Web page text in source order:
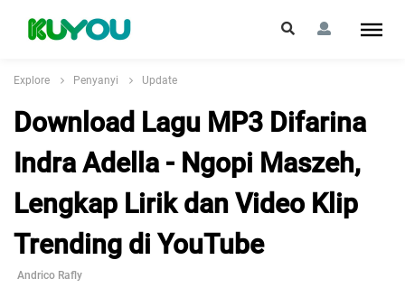
Explore Penyanyi Update
Download Lagu MP3 Difarina
Indra Adella - Ngopi Maszeh,
Lengkap Lirik dan Video Klip
Trending di YouTube
Andrico Rafly